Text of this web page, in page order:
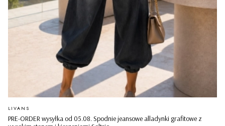
PRE-ORDER wysyłka od 05.08. Spodnie jeansowe alladynki grafitowe z
PRODUCENT
LIVANS